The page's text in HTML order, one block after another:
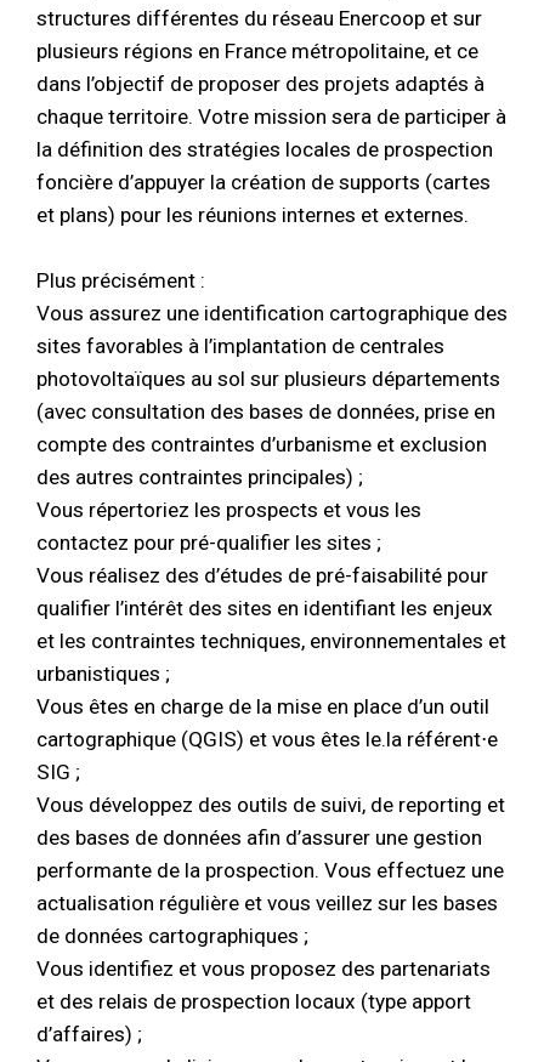
structures différentes du réseau Enercoop et sur
plusieurs régions en France métropolitaine, et ce
dans l’objectif de proposer des projets adaptés à
chaque territoire. Votre mission sera de participer à
la définition des stratégies locales de prospection
foncière d’appuyer la création de supports (cartes
et plans) pour les réunions internes et externes.
Plus précisément :
Vous assurez une identification cartographique des
sites favorables à l’implantation de centrales
photovoltaïques au sol sur plusieurs départements
(avec consultation des bases de données, prise en
compte des contraintes d’urbanisme et exclusion
des autres contraintes principales) ;
Vous répertoriez les prospects et vous les
contactez pour pré-qualifier les sites ;
Vous réalisez des d’études de pré-faisabilité pour
qualifier l’intérêt des sites en identifiant les enjeux
et les contraintes techniques, environnementales et
urbanistiques ;
Vous êtes en charge de la mise en place d’un outil
cartographique (QGIS) et vous êtes le.la référent⋅e
SIG ;
Vous développez des outils de suivi, de reporting et
des bases de données afin d’assurer une gestion
performante de la prospection. Vous effectuez une
actualisation régulière et vous veillez sur les bases
de données cartographiques ;
Vous identifiez et vous proposez des partenariats
et des relais de prospection locaux (type apport
d’affaires) ;